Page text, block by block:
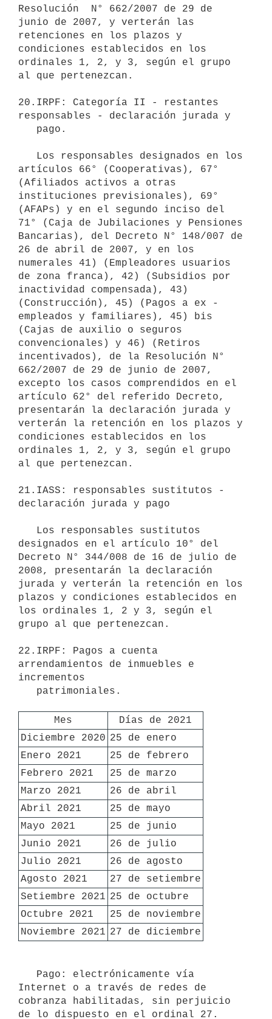
Resolución  N° 662/2007 de 29 de
junio de 2007, y verterán las
retenciones en los plazos y
condiciones establecidos en los
ordinales 1, 2, y 3, según el grupo
al que pertenezcan.
20.IRPF: Categoría II - restantes
responsables - declaración jurada y
artículos 66° (Cooperativas), 67°
(Afiliados activos a otras
instituciones previsionales), 69°
(AFAPs) y en el segundo inciso del
71° (Caja de Jubilaciones y Pensiones
Bancarias), del Decreto N° 148/007 de
26 de abril de 2007, y en los
numerales 41) (Empleadores usuarios
de zona franca), 42) (Subsidios por
inactividad compensada), 43)
(Construcción), 45) (Pagos a ex -
empleados y familiares), 45) bis
(Cajas de auxilio o seguros
convencionales) y 46) (Retiros
incentivados), de la Resolución N°
662/2007 de 29 de junio de 2007,
excepto los casos comprendidos en el
artículo 62° del referido Decreto,
presentarán la declaración jurada y
verterán la retención en los plazos y
condiciones establecidos en los
ordinales 1, 2, y 3, según el grupo
al que pertenezcan.
21.IASS: responsables sustitutos -
declaración jurada y pago
designados en el artículo 10° del
Decreto N° 344/008 de 16 de julio de
2008, presentarán la declaración
jurada y verterán la retención en los
plazos y condiciones establecidos en
los ordinales 1, 2 y 3, según el
grupo al que pertenezcan.
22.IRPF: Pagos a cuenta
arrendamientos de inmuebles e
incrementos
Mes
Días de 2021
Diciembre 2020 25 de enero
Enero 2021
25 de febrero
Febrero 2021
25 de marzo
Marzo 2021
26 de abril
Abril 2021
25 de mayo
Mayo 2021
25 de junio
Junio 2021
26 de julio
Julio 2021
26 de agosto
Agosto 2021
27 de setiembre
Setiembre 2021 25 de octubre
Octubre 2021
25 de noviembre
Noviembre 2021 27 de diciembre
Internet o a través de redes de
cobranza habilitadas, sin perjuicio
de lo dispuesto en el ordinal 27.